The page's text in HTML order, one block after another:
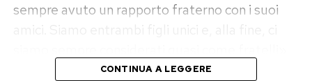
sempre avuto un rapporto fraterno con i suoi
ha dichiarato Taccia, descrivendo un legame
CONTINUA A LEGGERE